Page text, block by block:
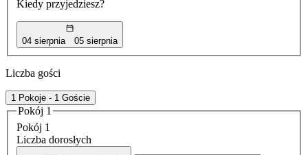
Kiedy przyjedziesz?
04 sierpnia 05 sierpnia
Liczba gości
1 Pokoje - 1 Goście
Pokój 1
Pokój 1
Liczba dorosłych